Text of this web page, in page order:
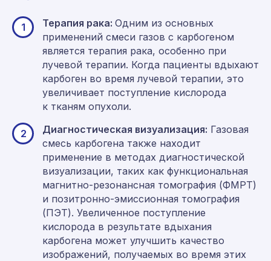
1 Терапия рака: Одним из основных
применений смеси газов с карбогеном
является терапия рака, особенно при
лучевой терапии. Когда пациенты вдыхают
карбоген во время лучевой терапии, это
увеличивает поступление кислорода
к тканям опухоли.
2 Диагностическая визуализация: Газовая
смесь карбогена также находит
применение в методах диагностической
визуализации, таких как функциональная
магнитно-резонансная томография (ФМРТ)
и позитронно-эмиссионная томография
(ПЭТ). Увеличенное поступление
кислорода в результате вдыхания
карбогена может улучшить качество
изображений, получаемых во время этих